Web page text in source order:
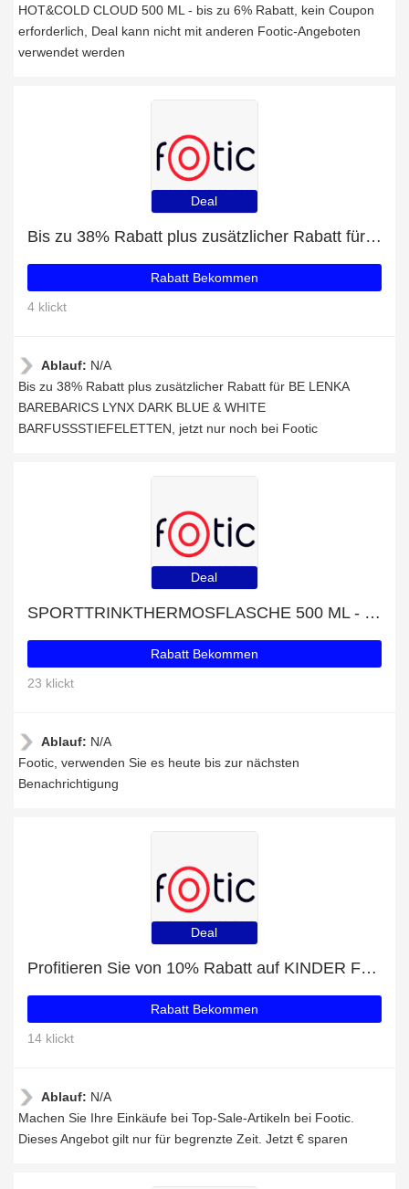
HOT&COLD CLOUD 500 ML - bis zu 6% Rabatt, kein Coupon
erforderlich, Deal kann nicht mit anderen Footic-Angeboten
verwendet werden
Deal
Bis zu 38% Rabatt plus zusätzlicher Rabatt für BE LENKA BAREBARICS LYNX DARK BLUE & WHITE BARFUSSSTIEFELETTEN
Rabatt Bekommen
4 klickt
Ablauf: N/A
Bis zu 38% Rabatt plus zusätzlicher Rabatt für BE LENKA
BAREBARICS LYNX DARK BLUE & WHITE
BARFUSSSTIEFELETTEN, jetzt nur noch bei Footic
Deal
SPORTTRINKTHERMOSFLASCHE 500 ML - BLAU/GRAU-Rabatt: bis zu 29% Rabatt
Rabatt Bekommen
23 klickt
Ablauf: N/A
Footic, verwenden Sie es heute bis zur nächsten
Benachrichtigung
Deal
Profitieren Sie von 10% Rabatt auf KINDER FLEECEMÜTZE UNUO HOMELESS HUNDE und andere 70-Angebote
Rabatt Bekommen
14 klickt
Ablauf: N/A
Machen Sie Ihre Einkäufe bei Top-Sale-Artikeln bei Footic.
Dieses Angebot gilt nur für begrenzte Zeit. Jetzt € sparen